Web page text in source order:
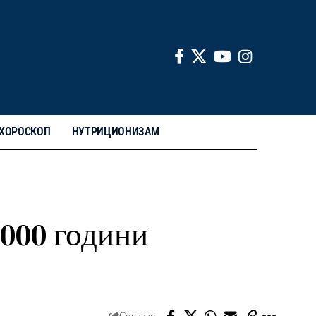
НУТРИЦИОНИЗАМ
години